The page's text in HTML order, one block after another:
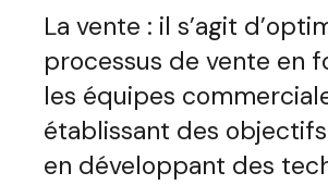
La vente : il s’agit
processus de vente en
les équipes
établissant des
en développant des